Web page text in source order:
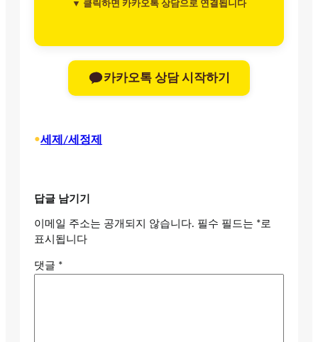
▼ 클릭하면 카카오톡 상담으로 연결됩니다
카카오톡 상담 시작하기
•세제/세정제
답글 남기기
이메일 주소는 공개되지 않습니다. 필수 필드는 *로
표시됩니다
댓글 *